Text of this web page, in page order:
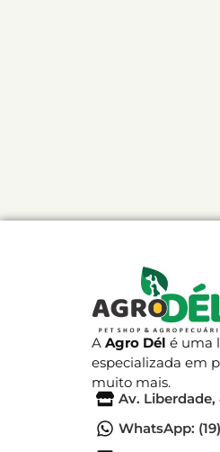
A Agro Dél é uma
especializada em
muito mais.
Av. Liberdade,
WhatsApp: